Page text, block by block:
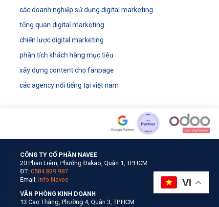
các doanh nghiệp sử dụng digital marketing
tổng quan digital marketing
chiến lược digital marketing
phân tích khách hàng mục tiêu
xây dựng content cho fanpage
các agency nổi tiếng tại việt nam
CÔNG TY CỔ PHẦN NAVEE
20 Phan Liêm, Phường Đakao, Quận 1, TP.HCM
ĐT: 0584.839.987
Email: Info Navee
VĂN PHÒNG KINH DOANH
13 Cao Thắng, Phường 4, Quận 3, TP.HCM
VI